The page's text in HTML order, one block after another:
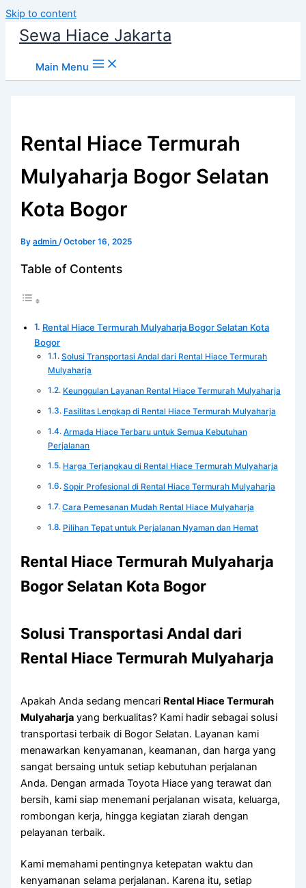
Skip to content
Sewa Hiace Jakarta
Main Menu
Rental Hiace Termurah
Mulyaharja Bogor Selatan
Kota Bogor
Byadmin/October 16, 2025
Table of Contents
Rental Hiace Termurah Mulyaharja Bogor Selatan Kota
Bogor
Solusi Transportasi Andal dari Rental Hiace Termurah
Mulyaharja
Keunggulan Layanan Rental Hiace Termurah Mulyaharja
Fasilitas Lengkap di Rental Hiace Termurah Mulyaharja
Armada Hiace Terbaru untuk Semua Kebutuhan
Perjalanan
Harga Terjangkau di Rental Hiace Termurah Mulyaharja
Sopir Profesional di Rental Hiace Termurah Mulyaharja
Cara Pemesanan Mudah Rental Hiace Mulyaharja
Pilihan Tepat untuk Perjalanan Nyaman dan Hemat
Rental Hiace Termurah Mulyaharja
Bogor Selatan Kota Bogor
Solusi Transportasi Andal dari
Rental Hiace Termurah Mulyaharja
Apakah Anda sedang mencari Rental Hiace Termurah
Mulyaharja yang berkualitas? Kami hadir sebagai solusi
transportasi terbaik di Bogor Selatan. Layanan kami
menawarkan kenyamanan, keamanan, dan harga yang
sangat bersaing untuk setiap kebutuhan perjalanan
Anda. Dengan armada Toyota Hiace yang terawat dan
bersih, kami siap menemani perjalanan wisata, keluarga,
rombongan kerja, hingga kegiatan ziarah dengan
pelayanan terbaik.
Kami memahami pentingnya ketepatan waktu dan
kenyamanan selama perjalanan. Karena itu, setiap